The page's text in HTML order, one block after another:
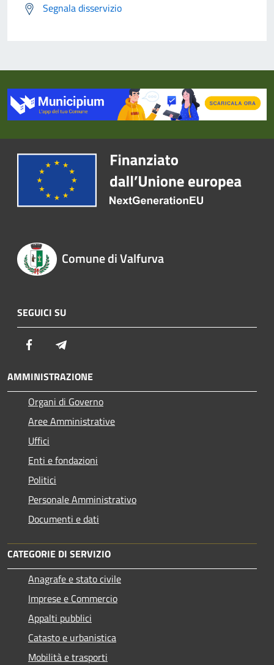
Segnala disservizio
Comune di Valfurva
SEGUICI SU
Facebook
AMMINISTRAZIONE
Organi di Governo
Aree Amministrative
Uffici
Enti e fondazioni
Politici
Personale Amministrativo
Documenti e dati
CATEGORIE DI SERVIZIO
Anagrafe e stato civile
Imprese e Commercio
Appalti pubblici
Catasto e urbanistica
Mobilità e trasporti